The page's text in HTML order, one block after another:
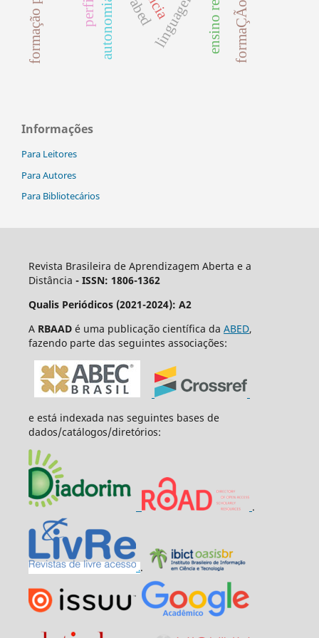
perfil autonomia abed
Informações
Para Leitores
Para Autores
Para Bibliotecários
Revista Brasileira de Aprendizagem Aberta e a
Distância - ISSN: 1806-1362
Qualis Periódicos (2021-2024): A2
A RBAAD é uma publicação científica da ABED,
fazendo parte das seguintes associações:
e está indexada nas seguintes bases de
dados/catálogos/diretórios:
.
..